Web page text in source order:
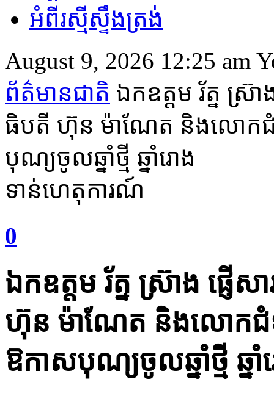
អំពីរស្មីស្ទឹងត្រង់
August 9, 2026 12:25 am
ព័ត៌មានជាតិ ឯកឧត្តម រ័ត្ន ស្រ៊
ធិបតី ហ៊ុន ម៉ា​ណែ​ត និង​លោកជំទ
បុណ្យចូលឆ្នាំ​ថ្មី ឆ្នាំ​រោង
ទាន់ហេតុការណ៍
0
ឯកឧត្តម រ័ត្ន ស្រ៊ាង ផ្ញ
ហ៊ុន ម៉ា​ណែ​ត និង​លោកជំទា
ឱកាស​បុណ្យចូលឆ្នាំ​ថ្មី ឆ្នាំ​